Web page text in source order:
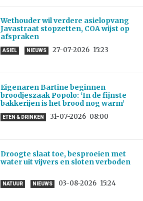
Wethouder wil verdere asielopvang
Javastraat stopzetten, COA wijst op
afspraken
ASIEL NIEUWS 27-07-2026 15:23
Eigenaren Bartine beginnen
broodjeszaak Popolo: ‘In de fijnste
bakkerijen is het brood nog warm’
ETEN & DRINKEN 31-07-2026 08:00
Droogte slaat toe, besproeien met
water uit vijvers en sloten verboden
NATUUR NIEUWS 03-08-2026 15:24